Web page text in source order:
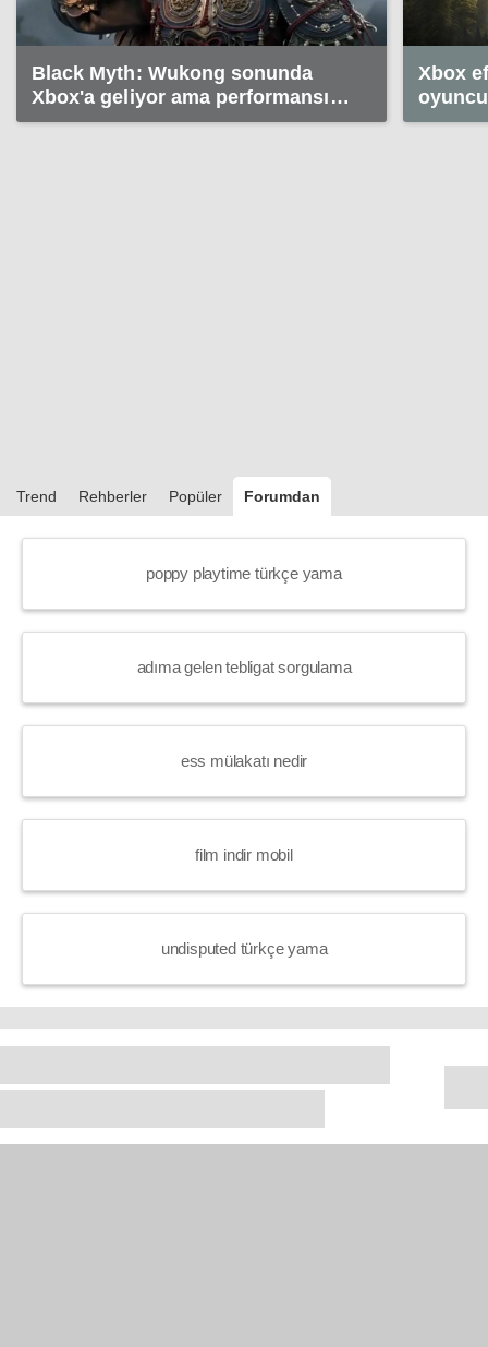
Black Myth: Wukong sonunda
Xbox'a geliyor ama performansıyla
üzebilir
Xbox
Trend Rehberler Popüler Forumdan
poppy playtime türkçe yama
adıma gelen tebligat sorgulama
ess mülakatı nedir
film indir mobil
undisputed türkçe yama